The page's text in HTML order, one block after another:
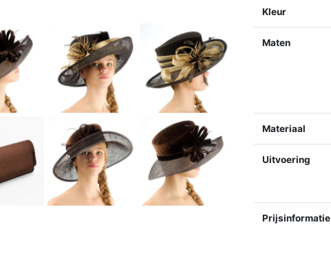
Kleur
Maten
Materiaal
Uitvoering
Prijsinformatie